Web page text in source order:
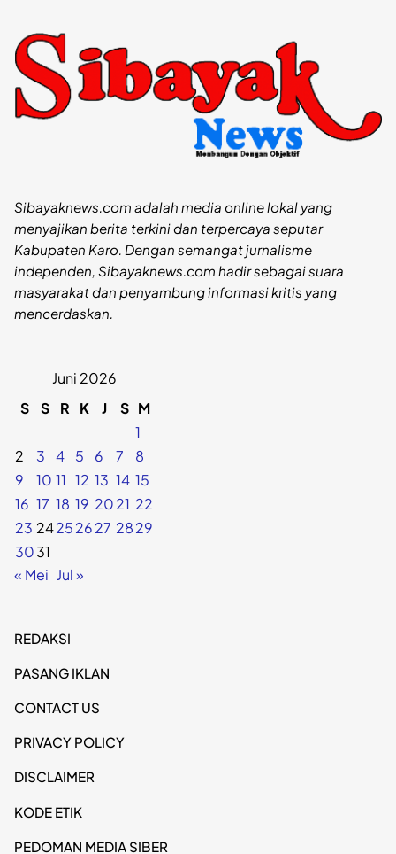
Sibayaknews.com adalah media online lokal yang
menyajikan berita terkini dan terpercaya seputar
Kabupaten Karo. Dengan semangat jurnalisme
independen, Sibayaknews.com hadir sebagai suara
masyarakat dan penyambung informasi kritis yang
mencerdaskan.
Juni 2026
S
S R K J S M
1
2
3 4 5 6 7
8
9
10 11 12 13 14 15
16 17 18 19 2021 22
23 24252627 2829
3031
« Mei Jul »
REDAKSI
PASANG IKLAN
CONTACT US
PRIVACY POLICY
DISCLAIMER
KODE ETIK
PEDOMAN MEDIA SIBER